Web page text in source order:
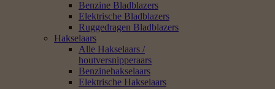
Benzine Bladblazers
Elektrische Bladblazers
Ruggedragen Bladblazers
Hakselaars
Alle Hakselaars /
houtversnipperaars
Benzinehakselaars
Elektrische Hakselaars